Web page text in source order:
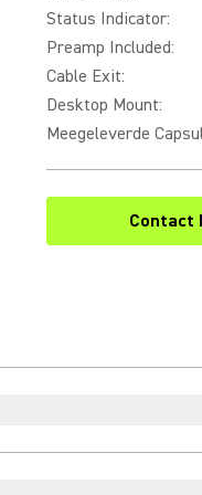
Status Indicator:
Preamp Included:
Cable Exit:
Desktop Mount:
Meegeleverde
Contact